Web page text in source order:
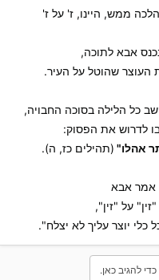
ממש, היינו, ז' על ז'
אבא לתוכה,
העוצר שהוטל על העיר.
כל הלילה בסוכה החבויה,
לדרוש את הפסוק:
אהלו" (תהילים כז, ה).
אבא 
על "זין",
כלי יוצר עליך לא יצלח".
להגיב כאן.